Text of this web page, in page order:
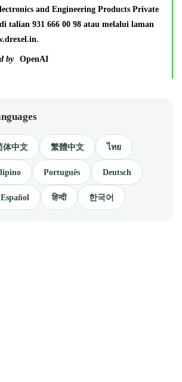
and Engineering Products Private
talian 931 666 00 98 atau melalui laman
by OpenAI
体中文 繁體中文 ไทย
Português Deutsch
Español हिन्दी 한국어